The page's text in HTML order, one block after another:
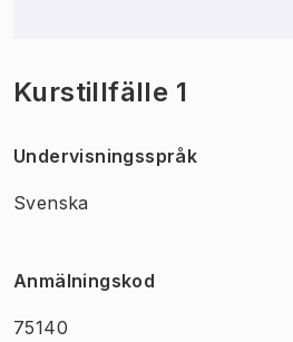
Kurstillfälle 1
Undervisningsspråk
Svenska
Anmälningskod
75140